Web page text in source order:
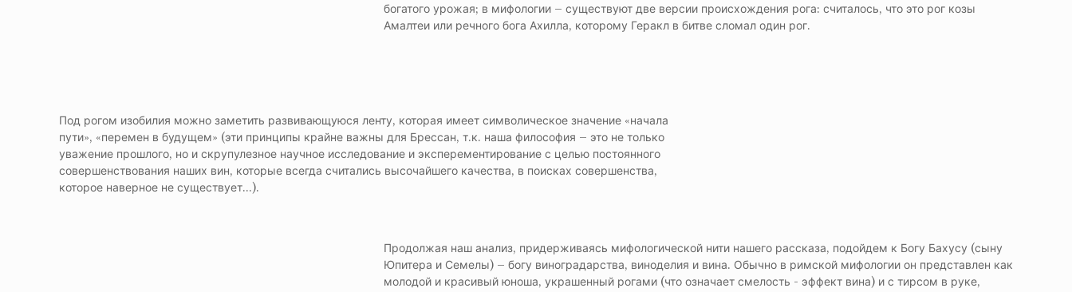
богатого урожая; в мифологии – существуют две версии происхождения рога: считалось, что это рог козы
Амалтеи или речного бога Ахилла, которому Геракл в битве сломал один рог.
Под рогом изобилия можно заметить развивающуюся ленту, которая имеет символическое значение «начала
пути», «перемен в будущем» (эти принципы крайне важны для Брессан, т.к. наша философия – это не только
уважение прошлого, но и скрупулезное научное исследование и эксперементирование с целью постоянного
совершенствования наших вин, которые всегда считались высочайшего качества, в поисках совершенства,
которое наверное не существует...).
Продолжая наш анализ, придерживаясь мифологической нити нашего рассказа, подойдем к Богу Бахусу (сыну
Юпитера и Семелы) – богу виноградарства, виноделия и вина. Обычно в римской мифологии он представлен как
молодой и красивый юноша, украшенный рогами (что означает смелость - эффект вина) и с тирсом в руке,